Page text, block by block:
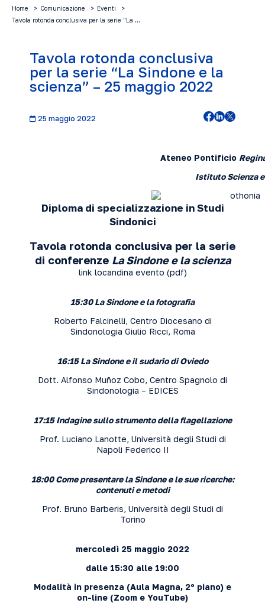
Home Comunicazione
Eventi
Tavola rotonda conclusiva per la serie “La …
Tavola rotonda conclusiva
per la serie “La Sindone e la
scienza” – 25 maggio 2022
25 maggio 2022
Ateneo Pontificio
Istituto Scienza e
Diploma di specializzazione in Studi
Sindonici
Tavola rotonda conclusiva per la serie
di conferenze La Sindone e la scienza
link locandina evento (pdf)
15:30 La Sindone e la fotografia
Roberto Falcinelli, Centro Diocesano di
Sindonologia Giulio Ricci, Roma
16:15 La Sindone e il sudario di Oviedo
Dott. Alfonso Muñoz Cobo, Centro Spagnolo di
Sindonologia – EDICES
17:15 Indagine sullo strumento della flagellazione
Prof. Luciano Lanotte, Università degli Studi di
Napoli Federico II
18:00 Come presentare la Sindone e le sue ricerche:
contenuti e metodi
Prof. Bruno Barberis, Università degli Studi di
Torino
mercoledì 25 maggio 2022
dalle 15:30 alle 19:00
Modalità in presenza (Aula Magna, 2º piano) e
on-line (Zoom e YouTube)